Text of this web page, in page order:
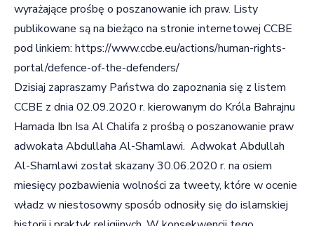
wyrażające prośbę o poszanowanie ich praw. Listy
publikowane są na bieżąco na stronie internetowej CCBE
pod linkiem: https://www.ccbe.eu/actions/human-rights-
portal/defence-of-the-defenders/
Dzisiaj zapraszamy Państwa do zapoznania się z listem
CCBE z dnia 02.09.2020 r. kierowanym do Króla Bahrajnu
Hamada Ibn Isa Al Chalifa z prośbą o poszanowanie praw
adwokata Abdullaha Al-Shamlawi. Adwokat Abdullah
Al-Shamlawi został skazany 30.06.2020 r. na osiem
miesięcy pozbawienia wolności za tweety, które w ocenie
władz w niestosowny sposób odnosiły się do islamskiej